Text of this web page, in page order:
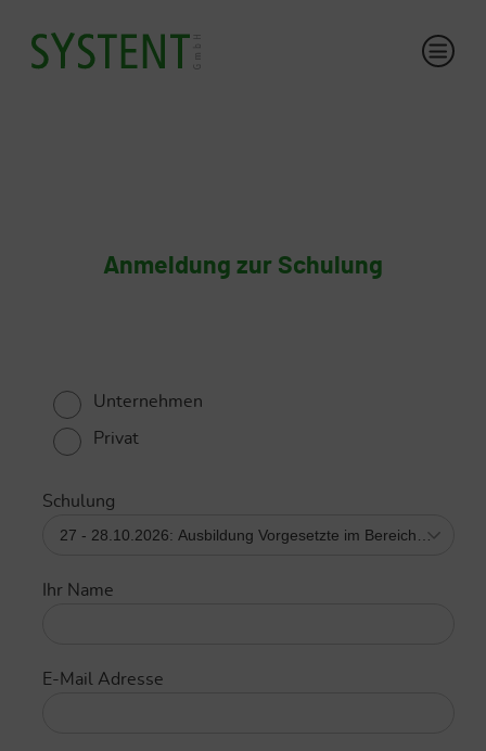
Anmeldung zur Schulung
Unternehmen
Privat
Schulung
Ihr Name
E-Mail Adresse